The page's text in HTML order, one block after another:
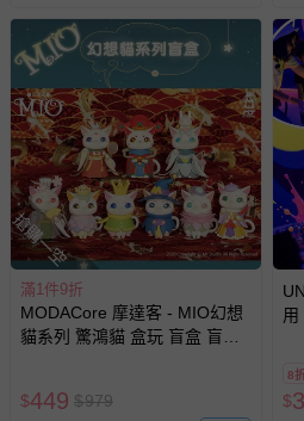
等）。
非以有形媒介提供之數位
上服務，經消費者事先同意
戲或活動點數等）。
已拆封之以下類型商品：
-個人衛生用品（例如尿布
墊、寢具類等）。
-新生兒親膚衣物（嬰幼兒
褲、紗布衣等）。
-接觸性孕哺產品（奶嘴、
帶束縛衣、餐搖椅等）。
-其他原廠盒裝商品封口處已
示字句等說明貼紙、封條者
國際航空、客運、訂房等服
搶購一空
滿1件9折
MODACore 摩達客 - MIO幻想
貓系列 驚鴻貓 盒玩 盲盒 盲抽
$449 $979
用
人
8
$